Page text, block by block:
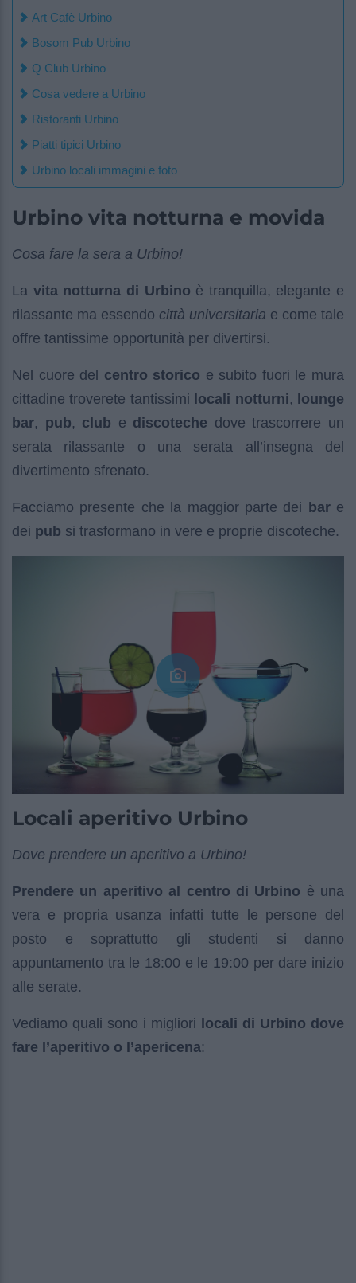
Art Cafè Urbino
Bosom Pub Urbino
Q Club Urbino
Cosa vedere a Urbino
Ristoranti Urbino
Piatti tipici Urbino
Urbino locali immagini e foto
Urbino vita notturna e movida
Cosa fare la sera a Urbino!
La vita notturna di Urbino è tranquilla, elegante e
rilassante ma essendo città universitaria e come tale
offre tantissime opportunità per divertirsi.
Nel cuore del centro storico e subito fuori le mura
cittadine troverete tantissimi locali notturni,
lounge
bar, pub, club e discoteche dove trascorrere un
serata rilassante o una serata all’insegna del
divertimento sfrenato.
Facciamo presente che la maggior parte dei bare
dei pub si trasformano in vere e proprie discoteche.
Locali aperitivo Urbino
Dove prendere un aperitivo a Urbino!
Prendere un aperitivo al centro di Urbino è una
vera e propria usanza infatti tutte le persone del
posto e soprattutto gli studenti si danno
appuntamento tra le 18:00 e le 19:00 per dare inizio
alle serate.
Vediamo quali sono i migliori locali di Urbino dove
fare l’aperitivo o l’apericena: